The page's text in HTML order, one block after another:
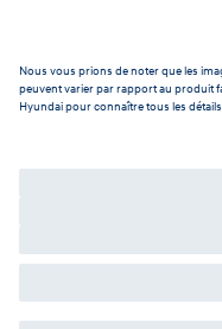
Nous vous prions de noter que les
peuvent varier par rapport au produit
Hyundai pour connaître tous les